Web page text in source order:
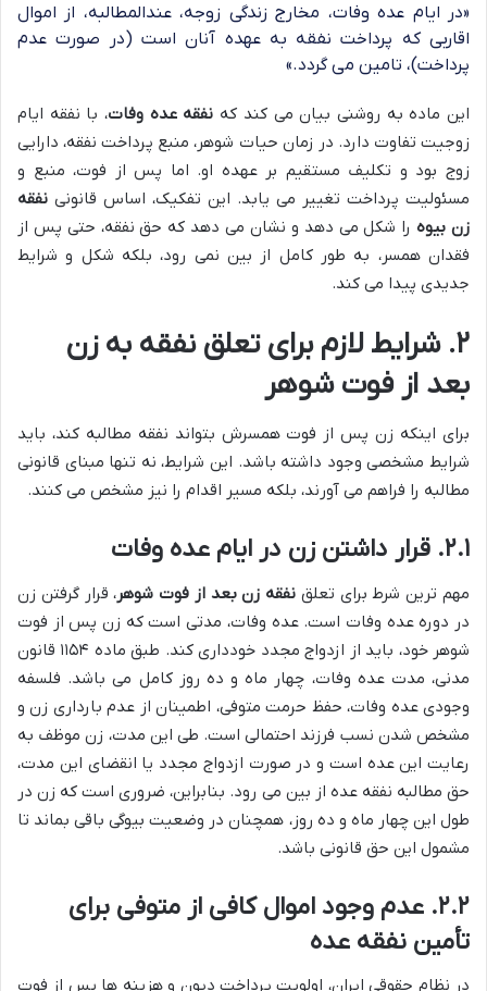
«در ایام عده وفات، مخارج زندگی زوجه، عندالمطالبه، از اموال
اقاربی که پرداخت نفقه به عهده آنان است (در صورت عدم
پرداخت)، تامین می گردد.»
این ماده به روشنی بیان می کند که نفقه عده وفات، با نفقه ایام
زوجیت تفاوت دارد. در زمان حیات شوهر، منبع پرداخت نفقه، دارایی
زوج بود و تکلیف مستقیم بر عهده او. اما پس از فوت، منبع و
مسئولیت پرداخت تغییر می یابد. این تفکیک، اساس قانونی نفقه
زن بیوهرا شکل می دهد و نشان می دهد که حق نفقه، حتی پس از
فقدان همسر، به طور کامل از بین نمی رود، بلکه شکل و شرایط
جدیدی پیدا می کند.
۲. شرایط لازم برای تعلق نفقه به زن
بعد از فوت شوهر
برای اینکه زن پس از فوت همسرش بتواند نفقه مطالبه کند، باید
شرایط مشخصی وجود داشته باشد. این شرایط، نه تنها مبنای قانونی
مطالبه را فراهم می آورند، بلکه مسیر اقدام را نیز مشخص می کنند.
۲.۱. قرار داشتن زن در ایام عده وفات
مهم ترین شرط برای تعلق نفقه زن بعد از فوت شوهر، قرار گرفتن زن
در دوره عده وفات است. عده وفات، مدتی است که زن پس از فوت
شوهر خود، باید از ازدواج مجدد خودداری کند. طبق ماده ۱۱۵۴ قانون
مدنی، مدت عده وفات، چهار ماه و ده روز کامل می باشد. فلسفه
وجودی عده وفات، حفظ حرمت متوفی، اطمینان از عدم بارداری زن و
مشخص شدن نسب فرزند احتمالی است. طی این مدت، زن موظف به
رعایت این عده است و در صورت ازدواج مجدد یا انقضای این مدت،
حق مطالبه نفقه عده از بین می رود. بنابراین، ضروری است که زن در
طول این چهار ماه و ده روز، همچنان در وضعیت بیوگی باقی بماند تا
مشمول این حق قانونی باشد.
۲.۲. عدم وجود اموال کافی از متوفی برای
تأمین نفقه عده
در نظام حقوقی ایران، اولویت پرداخت دیون و هزینه ها پس از فوت